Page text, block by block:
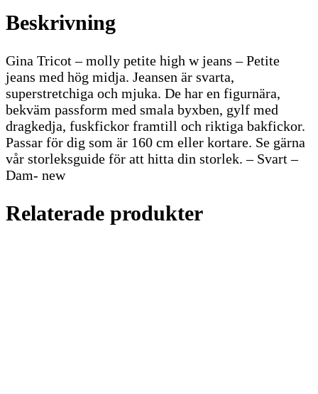
Beskrivning
Gina Tricot – molly petite high w jeans – Petite
jeans med hög midja. Jeansen är svarta,
superstretchiga och mjuka. De har en figurnära,
bekväm passform med smala byxben, gylf med
dragkedja, fuskfickor framtill och riktiga bakfickor.
Passar för dig som är 160 cm eller kortare. Se gärna
vår storleksguide för att hitta din storlek. – Svart –
Dam- new
Relaterade produkter